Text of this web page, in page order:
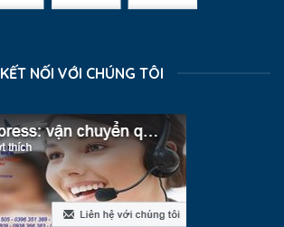
KẾT NỐI VỚI CHÚNG TÔI